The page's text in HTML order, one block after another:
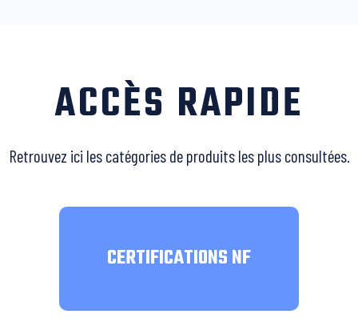
ACCÈS RAPIDE
Retrouvez ici les catégories de produits les plus consultées.
CERTIFICATIONS NF